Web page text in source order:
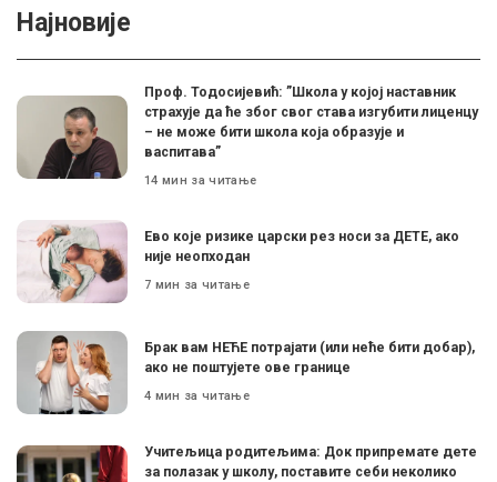
Најновије
Проф. Тодосијевић: ”Школа у којој наставник
страхује да ће због свог става изгубити лиценцу
– не може бити школа која образује и
васпитава”
14 мин за читање
Ево које ризике царски рез носи за ДЕТЕ, ако
није неопходан
7 мин за читање
Брак вам НЕЋЕ потрајати (или неће бити добар),
ако не поштујете ове границе
4 мин за читање
Учитељица родитељима: Док припремате дете
за полазак у школу, поставите себи неколико